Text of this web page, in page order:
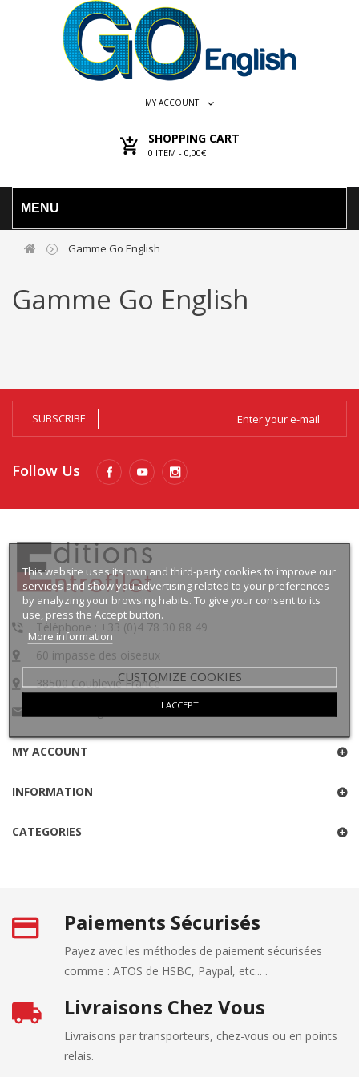
MY ACCOUNT
SHOPPING CART
0 ITEM - 0,00€
MENU
Gamme Go English
Gamme Go English
This website uses its own and third-party cookies to improve our
services and show you advertising related to your preferences
by analyzing your browsing habits. To give your consent to its
use, press the Accept button.
More information
CUSTOMIZE COOKIES
I ACCEPT
SUBSCRIBE
Follow Us
Téléphone : +33 (0)4 78 30 88 49
60 impasse des oiseaux
38500 Coublevie France
contact@lingua-media.com
MY ACCOUNT
INFORMATION
CATEGORIES
Paiements Sécurisés
Payez avec les méthodes de paiement sécurisées
comme : ATOS de HSBC, Paypal, etc... .
Livraisons Chez Vous
Livraisons par transporteurs, chez-vous ou en points
relais.